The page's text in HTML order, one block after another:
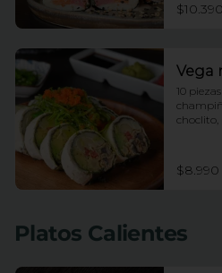
$10.390
Vega
10
choclito,
$8.990
Platos Calientes